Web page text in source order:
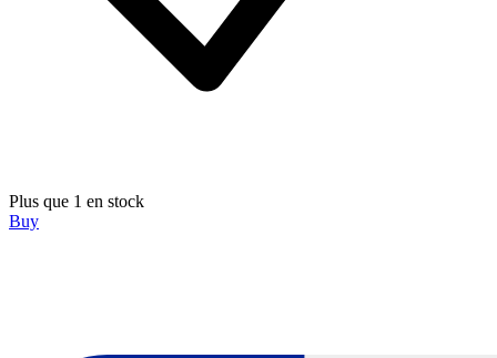
Plus que 1 en stock
Buy